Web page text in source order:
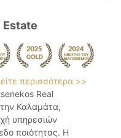
Estate
περισσότερα >>
Real
Καλαμάτα,
υπηρεσιών
ποιότητας. Η